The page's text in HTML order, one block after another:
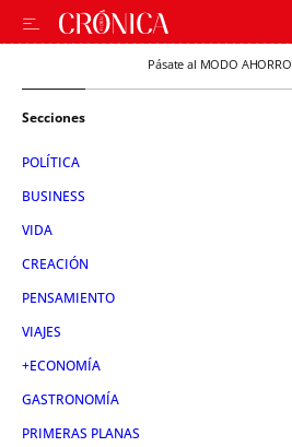
Pásate al MODO AHORRO
Secciones
POLÍTICA
BUSINESS
VIDA
CREACIÓN
PENSAMIENTO
VIAJES
+ECONOMÍA
GASTRONOMÍA
PRIMERAS PLANAS